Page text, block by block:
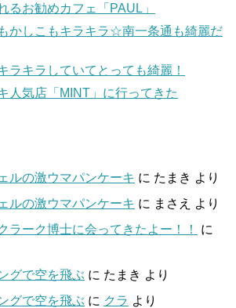
るお勧めカフェ「PAUL」
かしこもキラキラ☆南一条通も綺麗だ
ラキラしていてとっても綺麗！
人気店「MINT」に行ってきた
ルの激ウマパンケーキ に たまき より
ルの激ウマパンケーキ に まさえ
より
ラーク博士に会ってきたよー！！
に
グで空を飛ぶ に たまき より
グで空を飛ぶ に クラ より